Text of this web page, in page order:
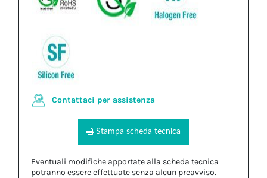
Contattaci per assistenza
Stampa scheda tecnica
Eventuali modifiche apportate alla scheda tecnica
potranno essere effettuate senza alcun preavviso.